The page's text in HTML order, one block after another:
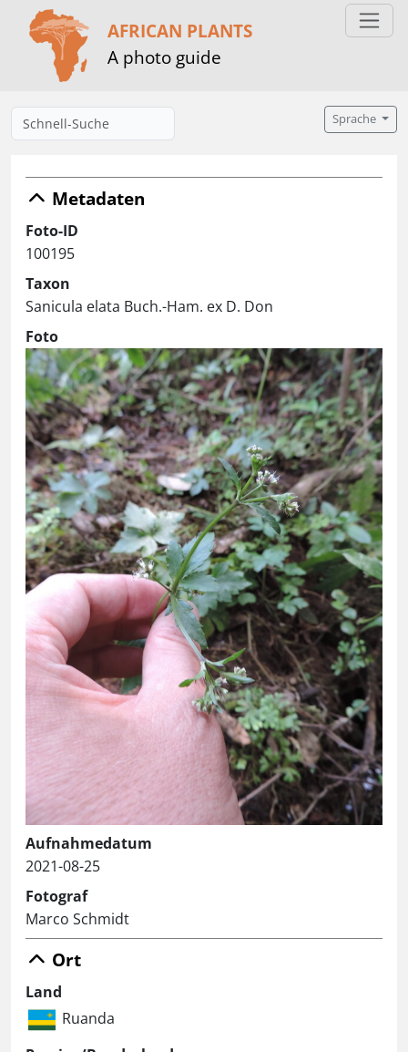
AFRICAN PLANTS
A photo guide
Sprache
Metadaten
Foto-ID
100195
Taxon
Sanicula elata Buch.-Ham. ex D. Don
Foto
Aufnahmedatum
2021-08-25
Fotograf
Marco Schmidt
Ort
Land
Ruanda